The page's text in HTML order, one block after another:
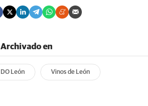
Archivado en
DO León Vinos de León